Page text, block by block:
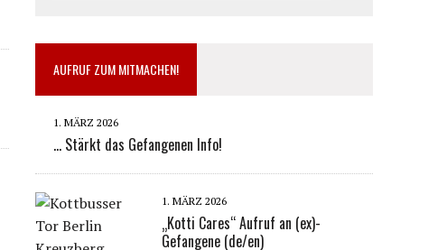
AUFRUF ZUM MITMACHEN!
1. MÄRZ 2026
… Stärkt das Gefangenen Info!
1. MÄRZ 2026
„Kotti Cares“ Aufruf an (ex)-
Gefangene (de/en)